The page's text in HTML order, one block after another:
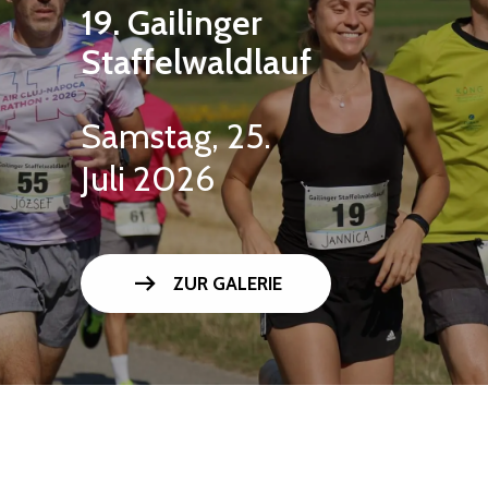
19. Gailinger
Staffelwaldlauf
Samstag, 25.
Juli 2026
arrow_right_alt ZUR GALERIE